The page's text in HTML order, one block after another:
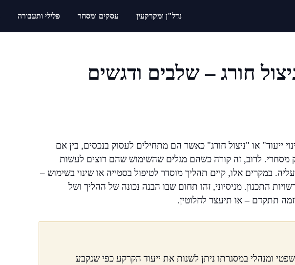
נדל"ן ומקרקעין עסקים ומסחר פלילי ותעבורה
חורג – שלבים ודגשים
ייעוד" או "ניצול חורג" כאשר הם מתחילים לעסוק בנכסים, בין אם
מסחרי. לרוב, זה קורה כשהם מגלים שהשימוש שהם רוצים לעשות
במקרים אלו, קיים תהליך מוסדר לטיפול בסטייה או שינוי בשימוש –
התכנון. מניסיוני, זהו תחום שבו הבנה נכונה של ההליך ושל
תתקדם – או תיעצר לחלוטין.
משפטי ומנהלי במסגרתו ניתן לשנות את ייעוד הקרקע כפי שנקבע